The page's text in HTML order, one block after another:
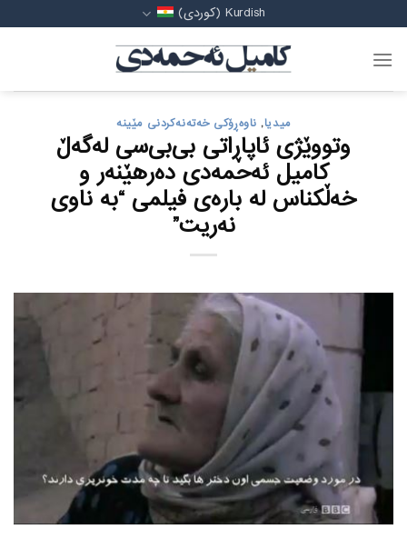
to
content
Kurdish (کوردی)
میدیا, ناوەڕۆکی خەتەنەکردنی مێینە
وتووێژی ئاپاڕاتی بی‌بی‌سی لەگەڵ
کامیل ئەحمەدی دەرهێنەر و
خەڵکناس له بارەی فیلمی “به ناوی
نەریت”